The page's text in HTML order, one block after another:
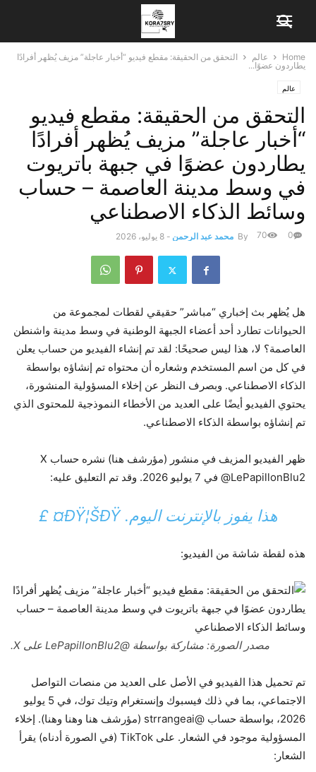
Home عالم
التحقق من الحقيقة: مقطع فيديو “أخبار عاجلة” مزيف يُظهر أفرادًا
يطاردون عضوًا...
عالم
التحقق من الحقيقة: مقطع فيديو
“أخبار عاجلة” مزيف يُظهر أفرادًا
يطاردون عضوًا في جبهة باتريوت
في وسط مدينة العاصمة – حساب
وسائط الذكاء الاصطناعي
By محمد عبد الرحمن - 8 يوليو، 2026 0
70
هل يُظهر بث إخباري “مباشر” حقيقي لقطات لمجموعة من
الحيوانات تطارد أحد أعضاء الجبهة الوطنية في وسط مدينة واشنطن
العاصمة؟ لا، هذا ليس صحيحًا: لقد تم إنشاء الفيديو من حساب يعلن
في كل من اسم المستخدم وشعاره أن محتواه تم إنشاؤه بواسطة
الذكاء الاصطناعي. وبصرف النظر عن إخلاء المسؤولية المنشورة،
يحتوي الفيديو أيضًا على العديد من الأخطاء النموذجية للمحتوى الذي
تم إنشاؤه بواسطة الذكاء الاصطناعي.
ظهر الفيديو المزيف في منشور (مؤرشف هنا) نشره حساب X
@LePapillonBlu2 في 7 يوليو 2026. وقد تم التعليق عليه:
هذا يفوز بالإنترنت اليوم. ÐŸ¦ŠÐŸ¤ £
هذه لقطة شاشة من الفيديو:
مصدر الصورة: مشاركة بواسطة @LePapillonBlu2 على X.
تم تحميل هذا الفيديو في الأصل على العديد من منصات التواصل
الاجتماعي، بما في ذلك فيسبوك وإنستغرام وتيك توك، في 5 يوليو
2026، بواسطة حساب @strrangeai (مؤرشف هنا وهنا وهنا). إخلاء
المسؤولية موجود في الشعار. على TikTok (في الصورة أدناه) يقرأ
الشعار: